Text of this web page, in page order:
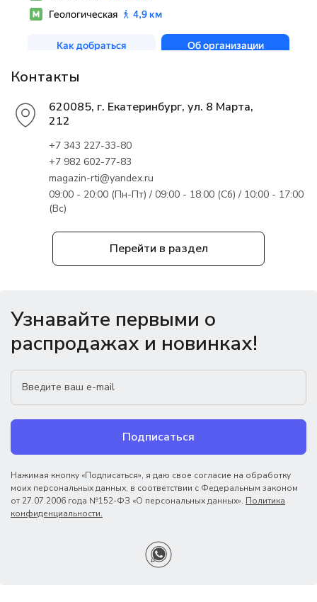
Перейти в раздел
Контакты
620085, г. Екатеринбург, ул. 8 Марта,
212
+7 343 227-33-80
+7 982 602-77-83
magazin-rti@yandex.ru
09:00 - 20:00 (Пн-Пт) / 09:00 - 18:00 (Сб) / 10:00 - 17:00
(Вс)
Узнавайте первыми о
распродажах и новинках!
Подписаться
Нажимая кнопку «Подписаться», я даю свое согласие на обработку
моих персональных данных, в соответствии с Федеральным законом
от 27.07.2006 года №152-ФЗ «О персональных данных». Политика
конфиденциальности.